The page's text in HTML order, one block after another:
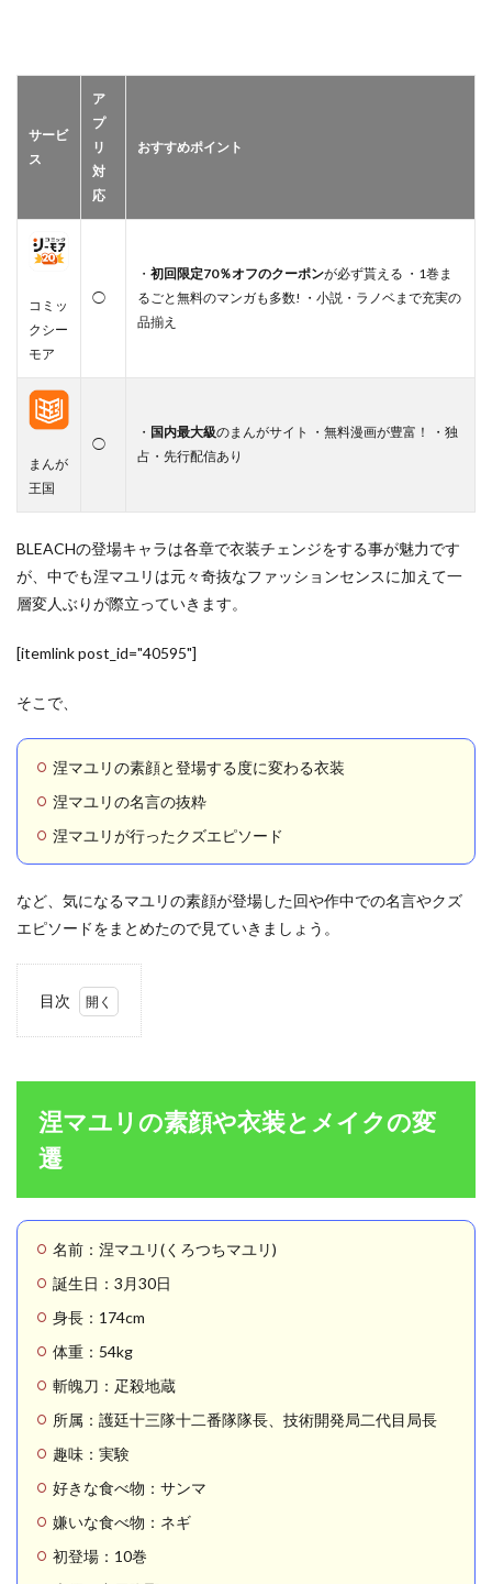
サービ
ス
ア
プ
リ
対
応
おすすめポイント
コミッ
クシー
モア
◯
・ 初回限定70％オフのクーポンが必ず貰える ・1巻ま
るごと無料のマンガも多数! ・小説・ラノベまで充実の
品揃え
まんが
王国
◯
・ 国内最大級のまんがサイト ・無料漫画が豊富！ ・独
占・先行配信あり
BLEACHの登場キャラは各章で衣装チェンジをする事が魅力です
が、中でも涅マユリは元々奇抜なファッションセンスに加えて一
層変人ぶりが際立っていきます。
[itemlink post_id="40595"]
そこで、
涅マユリの素顔と登場する度に変わる衣装
涅マユリの名言の抜粋
涅マユリが行ったクズエピソード
など、気になるマユリの素顔が登場した回や作中での名言やクズ
エピソードをまとめたので見ていきましょう。
目次
顔や
衣装
とメ
イク
1.1
ユリ
顔が
判明
した
のは
作20
巻172
話」
1.2
涅マ
の奇
抜な
涅マユリの素顔や衣装とメイクの変
遷
名前：涅マユリ(くろつちマユリ)
誕生日：3月30日
身長：174cm
体重：54kg
斬魄刀：疋殺地蔵
所属：護廷十三隊十二番隊隊長、技術開発局二代目局長
趣味：実験
好きな食べ物：サンマ
嫌いな食べ物：ネギ
初登場：10巻